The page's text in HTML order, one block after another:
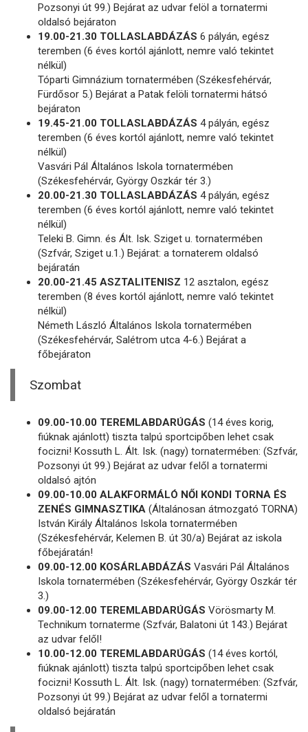
Pozsonyi út 99.) Bejárat az udvar felöl a tornatermi
oldalsó bejáraton
19.00-21.30 TOLLASLABDÁZÁS 6 pályán, egész
teremben (6 éves kortól ajánlott, nemre való tekintet
nélkül)
Tóparti Gimnázium tornatermében (Székesfehérvár,
Fürdősor 5.) Bejárat a Patak felöli tornatermi hátsó
bejáraton
19.45-21.00 TOLLASLABDÁZÁS 4 pályán, egész
teremben (6 éves kortól ajánlott, nemre való tekintet
nélkül)
Vasvári Pál Általános Iskola tornatermében
(Székesfehérvár, György Oszkár tér 3.)
20.00-21.30 TOLLASLABDÁZÁS 4 pályán, egész
teremben (6 éves kortól ajánlott, nemre való tekintet
nélkül)
Teleki B. Gimn. és Ált. Isk. Sziget u. tornatermében
(Szfvár, Sziget u.1.) Bejárat: a tornaterem oldalsó
bejáratán
20.00-21.45 ASZTALITENISZ 12 asztalon, egész
teremben (8 éves kortól ajánlott, nemre való tekintet
nélkül)
Németh László Általános Iskola tornatermében
(Székesfehérvár, Salétrom utca 4-6.) Bejárat a
főbejáraton
Szombat
09.00-10.00 TEREMLABDARÚGÁS (14 éves korig,
fiúknak ajánlott) tiszta talpú sportcipőben lehet csak
focizni! Kossuth L. Ált. Isk. (nagy) tornatermében: (Szfvár,
Pozsonyi út 99.) Bejárat az udvar felől a tornatermi
oldalsó ajtón
09.00-10.00 ALAKFORMÁLÓ NŐI KONDI TORNA ÉS
ZENÉS GIMNASZTIKA (Általánosan átmozgató TORNA)
István Király Általános Iskola tornatermében
(Székesfehérvár, Kelemen B. út 30/a) Bejárat az iskola
főbejáratán!
09.00-12.00 KOSÁRLABDÁZÁS Vasvári Pál Általános
Iskola tornatermében (Székesfehérvár, György Oszkár tér
3.)
09.00-12.00 TEREMLABDARÚGÁS Vörösmarty M.
Technikum tornaterme (Szfvár, Balatoni út 143.) Bejárat
az udvar felől!
10.00-12.00 TEREMLABDARÚGÁS (14 éves kortól,
fiúknak ajánlott) tiszta talpú sportcipőben lehet csak
focizni! Kossuth L. Ált. Isk. (nagy) tornatermében: (Szfvár,
Pozsonyi út 99.) Bejárat az udvar felől a tornatermi
oldalsó bejáratán